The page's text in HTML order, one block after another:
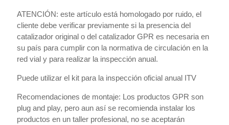
ATENCIÓN: este artículo está homologado por ruido, el
cliente debe verificar previamente si la presencia del
catalizador original o del catalizador GPR es necesaria en
su país para cumplir con la normativa de circulación en la
red vial y para realizar la inspección anual.
Puede utilizar el kit para la inspección oficial anual ITV
Recomendaciones de montaje: Los productos GPR son
plug and play, pero aun así se recomienda instalar los
productos en un taller profesional, no se aceptarán